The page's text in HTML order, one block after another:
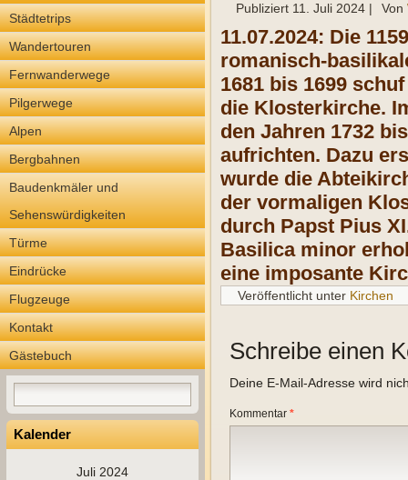
Städtetrips
Wandertouren
Fernwanderwege
Pilgerwege
Alpen
Bergbahnen
Baudenkmäler und
Sehenswürdigkeiten
Türme
Eindrücke
Flugzeuge
Kontakt
Gästebuch
Kalender
Juli 2024
Publiziert 11. Juli 2024 | Von
11.07.2024: Die
romanisch-
1681 bis 1699
die Klosterkirche.
den Jahren 1732
aufrichten. Dazu
wurde die
der vormaligen
durch Papst Pius
Basilica minor
eine imposante
Veröffentlicht unter Kirchen
Schreibe einen
Deine E-Mail-Adresse wird
Kommentar *